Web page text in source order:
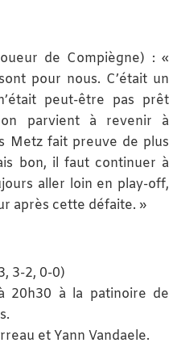
de Compiègne) : «
pour nous. C’était un
peut-être pas prêt
on parvient à revenir à
Metz fait preuve de plus
bon, il faut continuer à
aller loin en play-off,
après cette défaite. »
3-2, 0-0)
20h30 à la patinoire de
et Yann Vandaele.